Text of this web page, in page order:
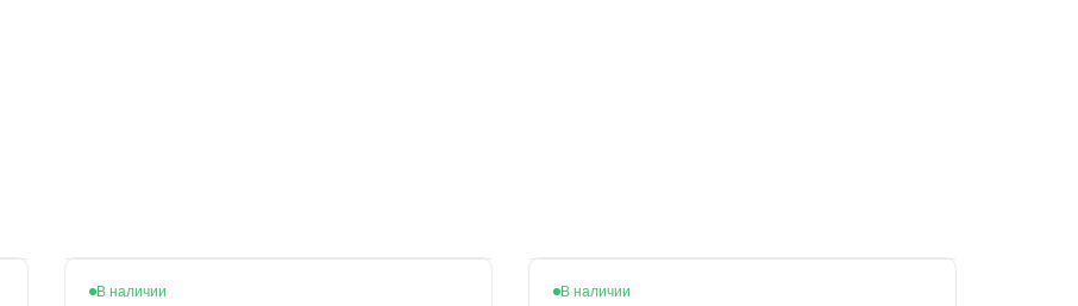
В наличии В наличии